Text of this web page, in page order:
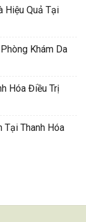
Hiệu Quả Tại
Khám Da
Hóa Điều Trị
Tại Thanh Hóa